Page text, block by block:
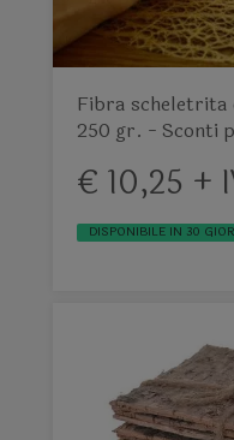
Fibra scheletrita
250 gr. - Sconti
€ 10,25 +
DISPONIBILE IN 30